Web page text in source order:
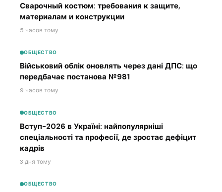
Сварочный костюм: требования к защите,
материалам и конструкции
5 часов тому
ОБЩЕСТВО
Військовий облік оновлять через дані ДПС: що
передбачає постанова №981
9 часов тому
ОБЩЕСТВО
Вступ-2026 в Україні: найпопулярніші
спеціальності та професії, де зростає дефіцит
кадрів
3 дня тому
ОБЩЕСТВО